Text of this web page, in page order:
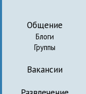
Общение
Блоги
Группы
Вакансии